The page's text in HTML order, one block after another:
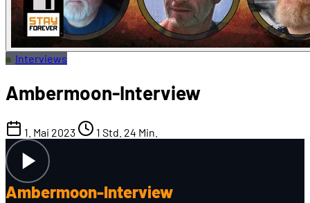
Interviews
Ambermoon-Interview
1. Mai 2023 1 Std. 24 Min.
Ambermoon-Interview